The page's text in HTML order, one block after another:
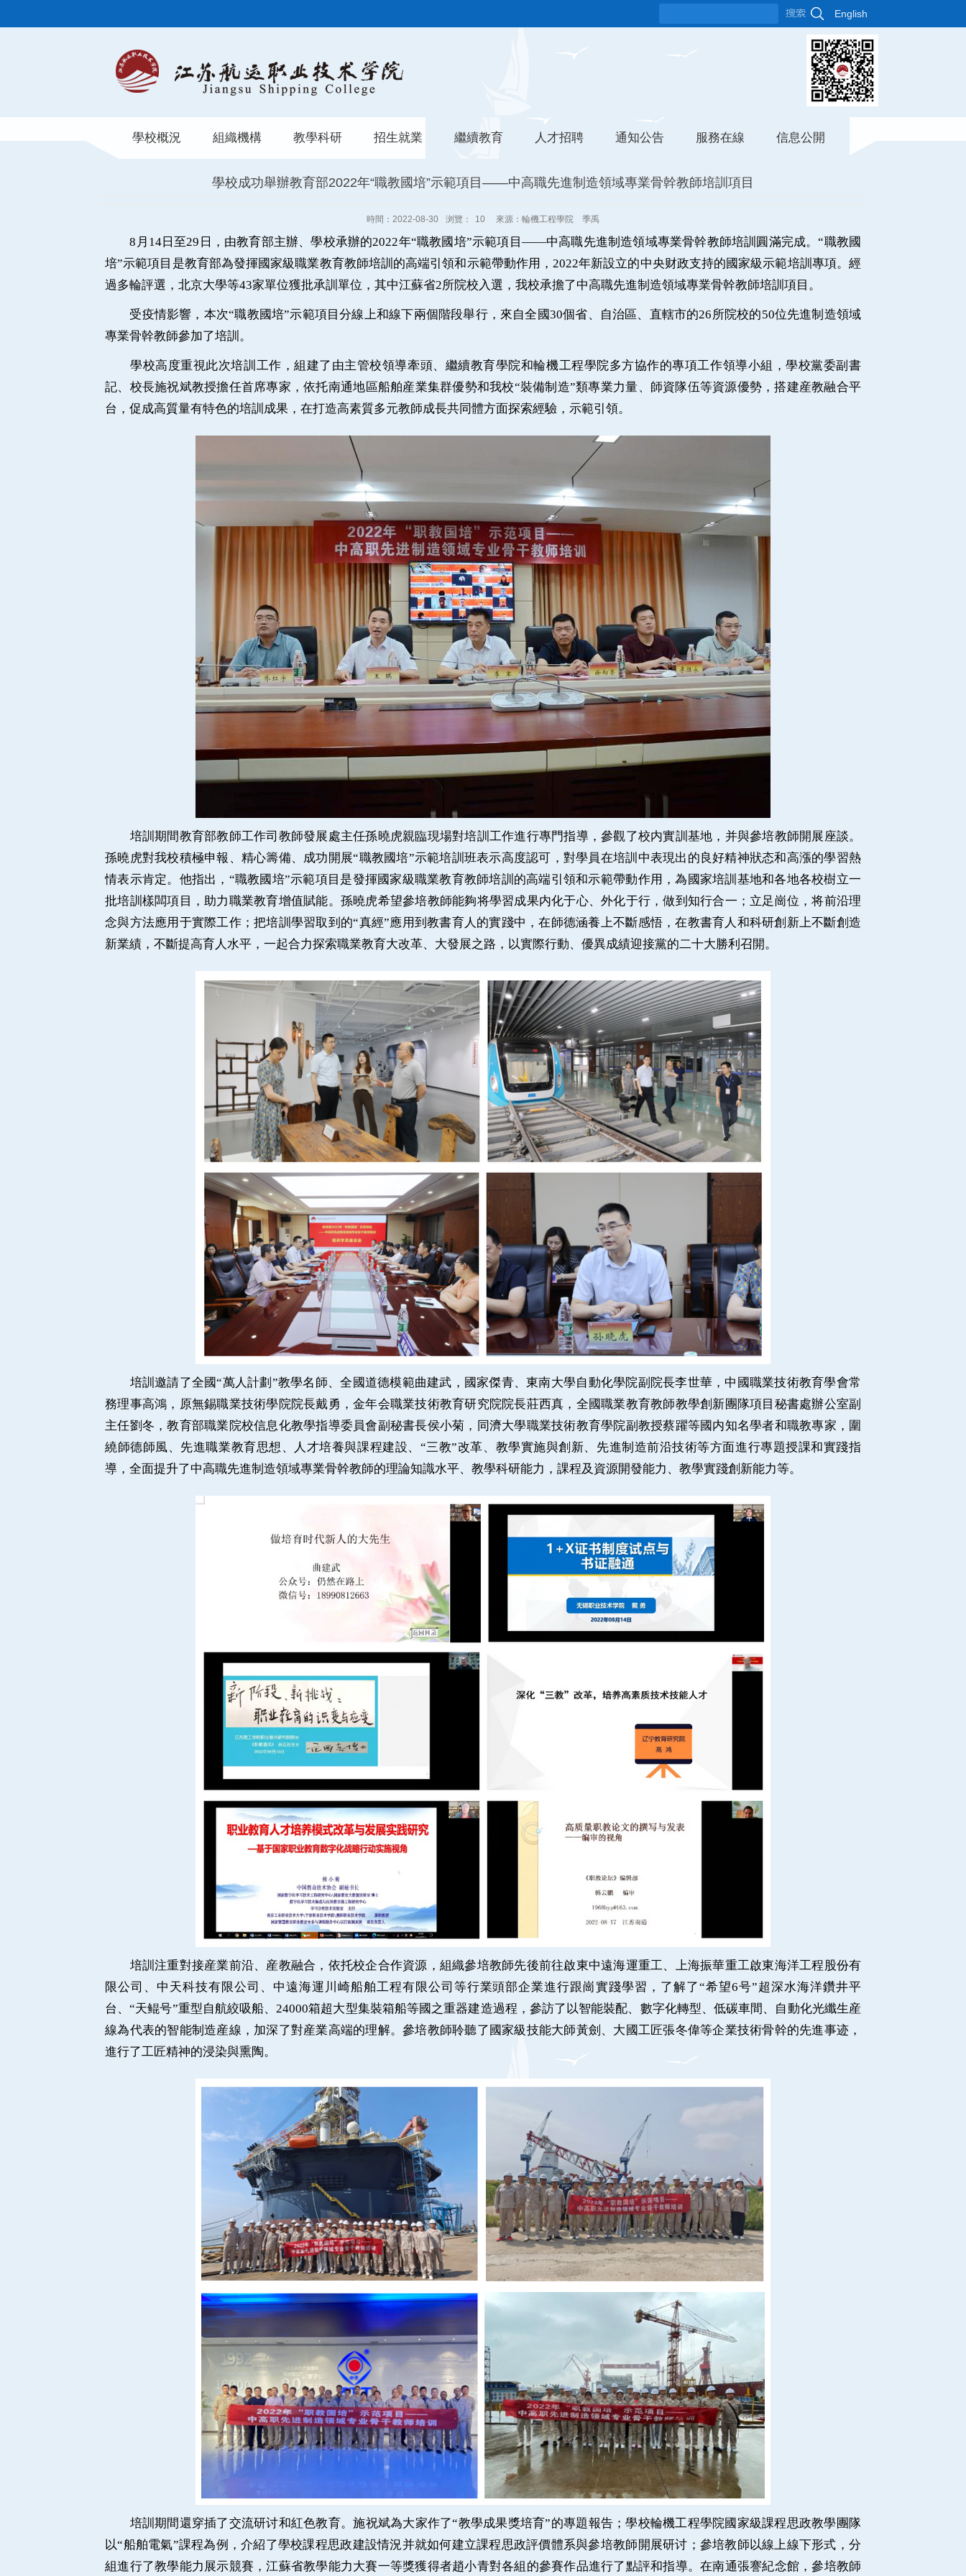
English
學校概況 組織機構 教學科研 招生就業 繼續教育 人才招聘 通知公告 服務在線 信息公開
學校成功舉辦教育部2022年“職教國培”示範項目——中高職先進制造領域專業骨幹教師培訓項目
時間：2022-08-30 浏覽： 10 來源：輪機工程學院 季禹
8月14日至29日，由教育部主辦、學校承辦的2022年“職教國培”示範項目——中高職先進制造領域專業骨幹教師培訓圓滿完成。“職教國
培”示範項目是教育部為發揮國家級職業教育教師培訓的高端引領和示範帶動作用，2022年新設立的中央财政支持的國家級示範培訓專項。經
過多輪評選，北京大學等43家單位獲批承訓單位，其中江蘇省2所院校入選，我校承擔了中高職先進制造領域專業骨幹教師培訓項目。
受疫情影響，本次“職教國培”示範項目分線上和線下兩個階段舉行，來自全國30個省、自治區、直轄市的26所院校的50位先進制造領域
專業骨幹教師參加了培訓。
學校高度重視此次培訓工作，組建了由主管校領導牽頭、繼續教育學院和輪機工程學院多方協作的專項工作領導小組，學校黨委副書
記、校長施祝斌教授擔任首席專家，依托南通地區船舶産業集群優勢和我校“裝備制造”類專業力量、師資隊伍等資源優勢，搭建産教融合平
台，促成高質量有特色的培訓成果，在打造高素質多元教師成長共同體方面探索經驗，示範引領。
培訓期間教育部教師工作司教師發展處主任孫曉虎親臨現場對培訓工作進行專門指導，參觀了校内實訓基地，并與參培教師開展座談。
孫曉虎對我校積極申報、精心籌備、成功開展“職教國培”示範培訓班表示高度認可，對學員在培訓中表現出的良好精神狀态和高漲的學習熱
情表示肯定。他指出，“職教國培”示範項目是發揮國家級職業教育教師培訓的高端引領和示範帶動作用，為國家培訓基地和各地各校樹立一
批培訓樣闆項目，助力職業教育增值賦能。孫曉虎希望參培教師能夠将學習成果内化于心、外化于行，做到知行合一；立足崗位，将前沿理
念與方法應用于實際工作；把培訓學習取到的“真經”應用到教書育人的實踐中，在師德涵養上不斷感悟，在教書育人和科研創新上不斷創造
新業績，不斷提高育人水平，一起合力探索職業教育大改革、大發展之路，以實際行動、優異成績迎接黨的二十大勝利召開。
培訓邀請了全國“萬人計劃”教學名師、全國道德模範曲建武，國家傑青、東南大學自動化學院副院長李世華，中國職業技術教育學會常
務理事高鴻，原無錫職業技術學院院長戴勇，金年会職業技術教育研究院院長莊西真，全國職業教育教師教學創新團隊項目秘書處辦公室副
主任劉冬，教育部職業院校信息化教學指導委員會副秘書長侯小菊，同濟大學職業技術教育學院副教授蔡躍等國内知名學者和職教專家，圍
繞師德師風、先進職業教育思想、人才培養與課程建設、“三教”改革、教學實施與創新、先進制造前沿技術等方面進行專題授課和實踐指
導，全面提升了中高職先進制造領域專業骨幹教師的理論知識水平、教學科研能力，課程及資源開發能力、教學實踐創新能力等。
培訓注重對接産業前沿、産教融合，依托校企合作資源，組織參培教師先後前往啟東中遠海運重工、上海振華重工啟東海洋工程股份有
限公司、中天科技有限公司、中遠海運川崎船舶工程有限公司等行業頭部企業進行跟崗實踐學習，了解了“希望6号”超深水海洋鑽井平
台、“天鲲号”重型自航絞吸船、24000箱超大型集裝箱船等國之重器建造過程，參訪了以智能裝配、數字化轉型、低碳車間、自動化光纖生産
線為代表的智能制造産線，加深了對産業高端的理解。參培教師聆聽了國家級技能大師黃劍、大國工匠張冬偉等企業技術骨幹的先進事迹，
進行了工匠精神的浸染與熏陶。
培訓期間還穿插了交流研讨和紅色教育。施祝斌為大家作了“教學成果獎培育”的專題報告；學校輪機工程學院國家級課程思政教學團隊
以“船舶電氣”課程為例，介紹了學校課程思政建設情況并就如何建立課程思政評價體系與參培教師開展研讨；參培教師以線上線下形式，分
組進行了教學能力展示競賽，江蘇省教學能力大賽一等獎獲得者趙小青對各組的參賽作品進行了點評和指導。在南通張謇紀念館，參培教師